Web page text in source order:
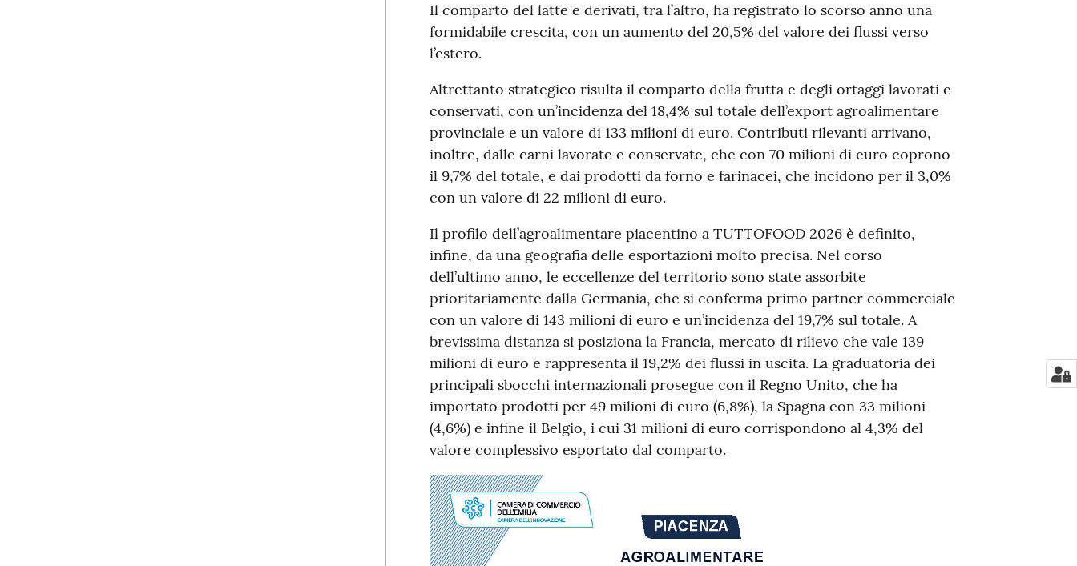
Il comparto del latte e derivati, tra l’altro, ha registrato lo scorso anno una
formidabile crescita, con un aumento del 20,5% del valore dei flussi verso
l’estero.
Altrettanto strategico risulta il comparto della frutta e degli ortaggi lavorati e
conservati, con un’incidenza del 18,4% sul totale dell’export agroalimentare
provinciale e un valore di 133 milioni di euro. Contributi rilevanti arrivano,
inoltre, dalle carni lavorate e conservate, che con 70 milioni di euro coprono
il 9,7% del totale, e dai prodotti da forno e farinacei, che incidono per il 3,0%
con un valore di 22 milioni di euro.
Il profilo dell’agroalimentare piacentino a TUTTOFOOD 2026 è definito,
infine, da una geografia delle esportazioni molto precisa. Nel corso
dell’ultimo anno, le eccellenze del territorio sono state assorbite
prioritariamente dalla Germania, che si conferma primo partner commerciale
con un valore di 143 milioni di euro e un’incidenza del 19,7% sul totale. A
brevissima distanza si posiziona la Francia, mercato di rilievo che vale 139
milioni di euro e rappresenta il 19,2% dei flussi in uscita. La graduatoria dei
principali sbocchi internazionali prosegue con il Regno Unito, che ha
importato prodotti per 49 milioni di euro (6,8%), la Spagna con 33 milioni
(4,6%) e infine il Belgio, i cui 31 milioni di euro corrispondono al 4,3% del
valore complessivo esportato dal comparto.